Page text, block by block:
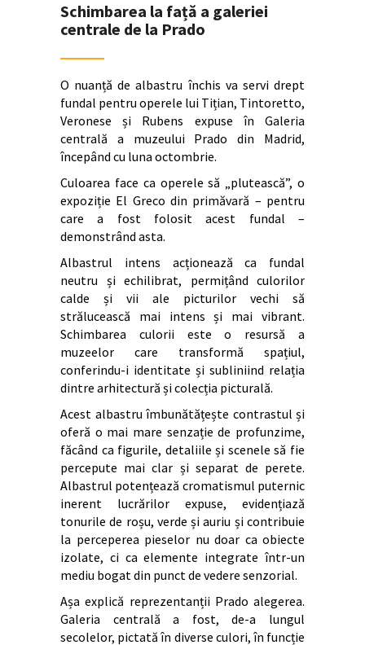
Schimbarea la față a galeriei
centrale de la Prado
O nuanță de albastru închis va servi drept
fundal pentru operele lui Tițian, Tintoretto,
Veronese și Rubens expuse în Galeria
centrală a muzeului Prado din Madrid,
începând cu luna octombrie.
Culoarea face ca operele să „plutească”, o
expoziție El Greco din primăvară – pentru
care a fost folosit acest fundal –
demonstrând asta.
Albastrul intens acționează ca fundal
neutru și echilibrat, permițând culorilor
calde și vii ale picturilor vechi să
strălucească mai intens și mai vibrant.
Schimbarea culorii este o resursă a
muzeelor care transformă spațiul,
conferindu-i identitate și subliniind relația
dintre arhitectură și colecția picturală.
Acest albastru îmbunătățește contrastul și
oferă o mai mare senzație de profunzime,
făcând ca figurile, detaliile și scenele să fie
percepute mai clar și separat de perete.
Albastrul potențează cromatismul puternic
inerent lucrărilor expuse, evidențiază
tonurile de roșu, verde și auriu și contribuie
la perceperea pieselor nu doar ca obiecte
izolate, ci ca elemente integrate într-un
mediu bogat din punct de vedere senzorial.
Așa explică reprezentanții Prado alegerea.
Galeria centrală a fost, de-a lungul
secolelor, pictată în diverse culori, în funcție